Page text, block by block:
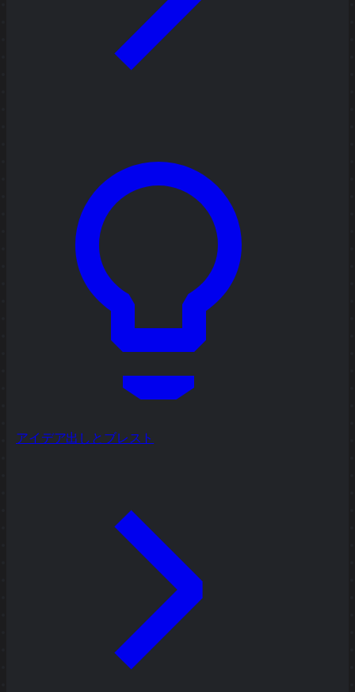
アイデア出しとブレスト